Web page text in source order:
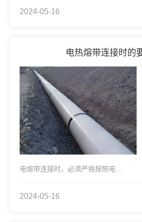
2024-05-16
电热熔带连接时的
电熔带连接时，必须严格按照电...
2024-05-16